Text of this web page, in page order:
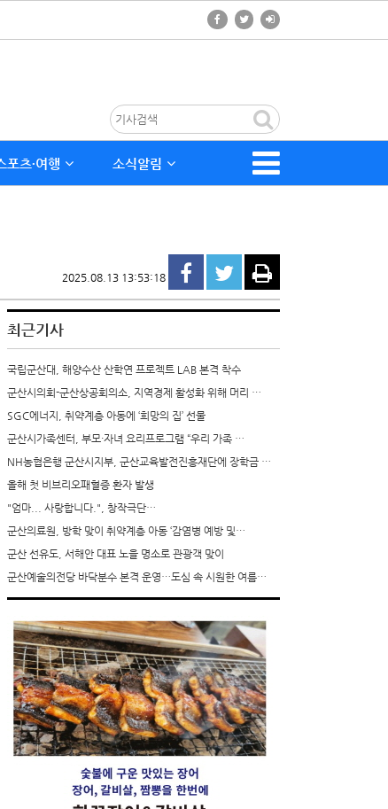
포츠∙여행 소식알림
2025.08.13 13:53:18
최근기사
국립군산대, 해양수산 산학연 프로젝트 LAB 본격 착수
군산시의회-군산상공회의소, 지역경제 활성화 위해 머리 …
SGC에너지, 취약계층 아동에 ‘희망의 집’ 선물
군산시가족센터, 부모·자녀 요리프로그램 “우리 가족 …
NH농협은행 군산시지부, 군산교육발전진흥재단에 장학금 …
올해 첫 비브리오패혈증 환자 발생
"엄마... 사랑합니다.", 창작극단…
군산의료원, 방학 맞이 취약계층 아동 ‘감염병 예방 및…
군산 선유도, 서해안 대표 노을 명소로 관광객 맞이
군산예술의전당 바닥분수 본격 운영…도심 속 시원한 여름…